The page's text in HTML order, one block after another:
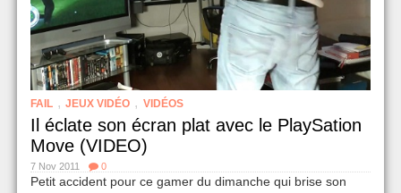
FAIL , JEUX VIDÉO , VIDÉOS
Il éclate son écran plat avec le PlaySation
Move (VIDEO)
7 Nov 2011 0
Petit accident pour ce gamer du dimanche qui brise son